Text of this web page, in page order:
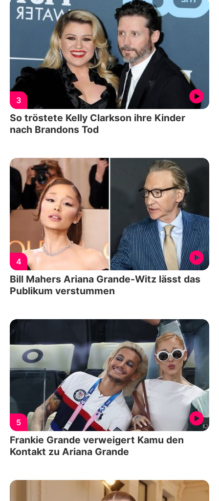
3
So tröstete Kelly Clarkson ihre Kinder
nach Brandons Tod
4
Bill Mahers Ariana Grande-Witz lässt das
Publikum verstummen
5
Frankie Grande verweigert Kamu den
Kontakt zu Ariana Grande